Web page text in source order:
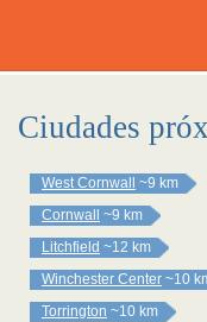
Ciudades
West Cornwall
~9 km
Cornwall
~9 km
Litchfield ~12 km
Winchester Center ~10
Torrington ~10 km